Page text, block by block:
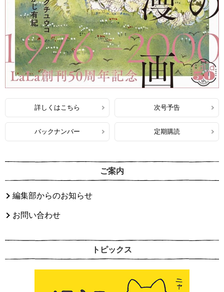
詳しくはこちら 次号予告
バックナンバー 定期購読
ご案内
編集部からのお知らせ
お問い合わせ
トピックス